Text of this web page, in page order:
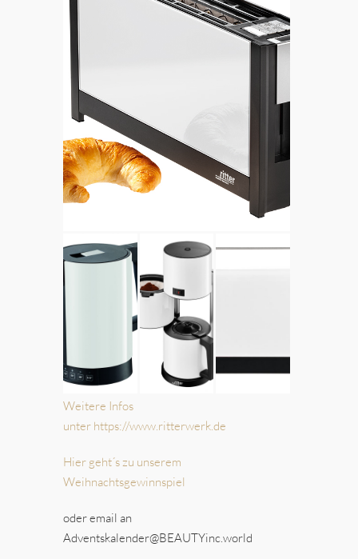
Weitere Infos
unter https://www.ritterwerk.de
Hier geht´s zu unserem
Weihnachtsgewinnspiel
oder email an
Adventskalender@BEAUTYinc.world